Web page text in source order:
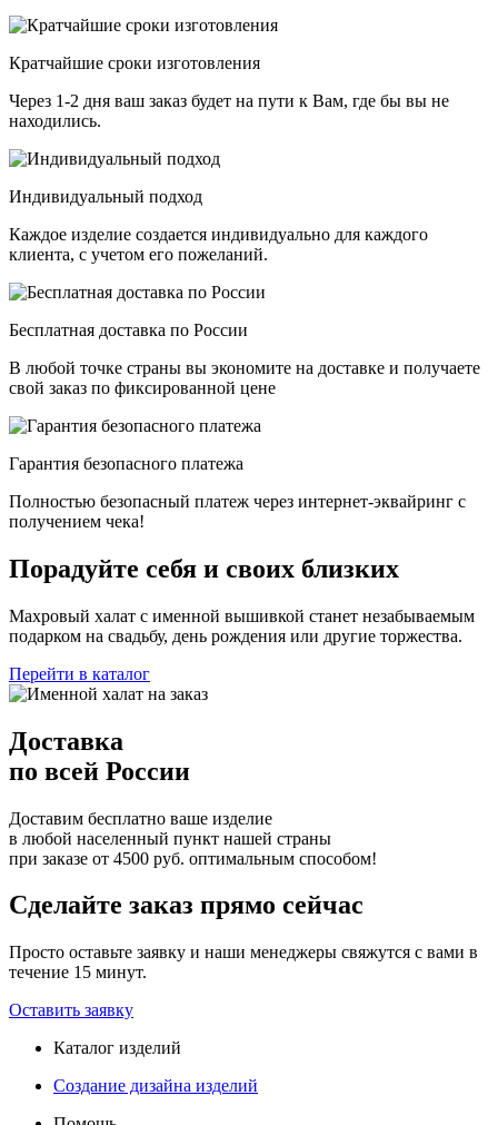
Кратчайшие сроки изготовления
Через 1-2 дня ваш заказ будет на пути к Вам, где бы вы не
находились.
Индивидуальный подход
Каждое изделие создается индивидуально для каждого
клиента, с учетом его пожеланий.
Бесплатная доставка по России
В любой точке страны вы экономите на доставке и получаете
свой заказ по фиксированной цене
Гарантия безопасного платежа
Полностью безопасный платеж через интернет-эквайринг с
получением чека!
Порадуйте себя и своих близких
Махровый халат с именной вышивкой станет незабываемым
подарком на свадьбу, день рождения или другие торжества.
Перейти в каталог
Доставка
по всей России
Доставим бесплатно ваше изделие
в любой населенный пункт нашей страны
при заказе от 4500 руб. оптимальным способом!
Сделайте заказ прямо сейчас
Просто оставьте заявку и наши менеджеры свяжутся с вами в
течение 15 минут.
Оставить заявку
Каталог изделий
Создание дизайна изделий